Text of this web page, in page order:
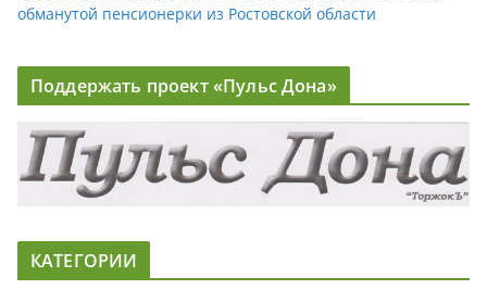
обманутой пенсионерки из Ростовской области
Поддержать проект «Пульс Дона»
КАТЕГОРИИ